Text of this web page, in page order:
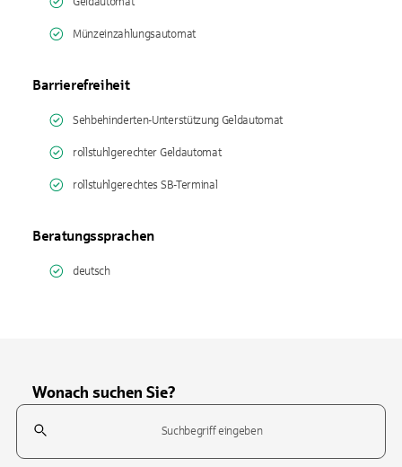
Münzeinzahlungsautomat
Barrierefreiheit
Sehbehinderten-Unterstützung Geldautomat
rollstuhlgerechter Geldautomat
rollstuhlgerechtes SB-Terminal
Beratungssprachen
deutsch
Wonach suchen Sie?
Suchfeld